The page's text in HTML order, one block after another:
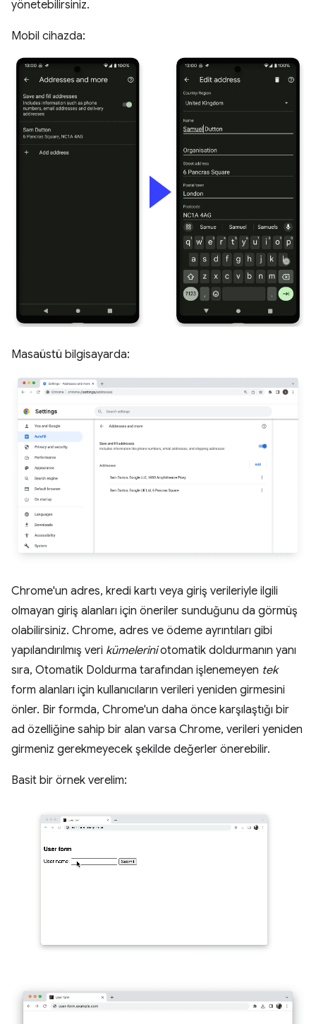
yönetebilirsiniz.
Mobil cihazda:
Masaüstü bilgisayarda:
Chrome'un adres, kredi kartı veya giriş verileriyle ilgili
olmayan giriş alanları için öneriler sunduğunu da görmüş
olabilirsiniz. Chrome, adres ve ödeme ayrıntıları gibi
yapılandırılmış veri kümeleriniotomatik doldurmanın yanı
sıra, Otomatik Doldurma tarafından işlenemeyen tek
form alanları için kullanıcıların verileri yeniden girmesini
önler. Bir formda, Chrome'un daha önce karşılaştığı bir
ad özelliğine sahip bir alan varsa Chrome, verileri yeniden
girmeniz gerekmeyecek şekilde değerler önerebilir.
Basit bir örnek verelim: